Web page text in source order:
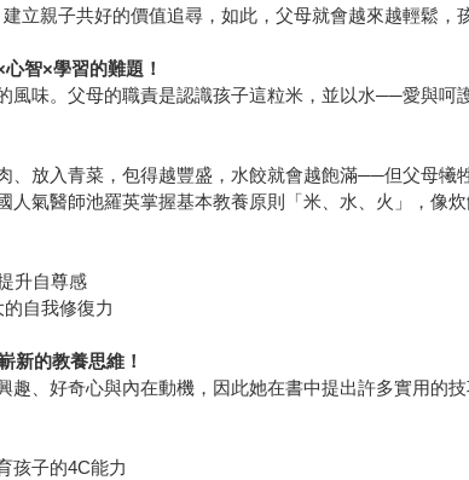
親子共好的價值追尋，如此，父母就會越來越輕鬆，
智×學習的難題！
風味。父母的職責是認識孩子這粒米，並以水──愛與
、放入青菜，包得越豐盛，水餃就會越飽滿──但父母犧
人氣醫師池羅英掌握基本教養原則「米、水、火」，像
升自尊感
自我修復力
新的教養思維！
、好奇心與內在動機，因此她在書中提出許多實用的
孩子的4C能力